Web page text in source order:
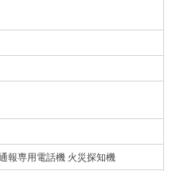
報専用電話機 火災探知機